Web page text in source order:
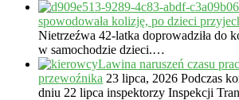
spowodowała kolizję, po dzieci
Nietrzeźwa 42-latka doprowadziła do
w samochodzie dzieci.…
Lawina naruszeń czasu
przewoźnika 23 lipca, 2026 Podczas
dniu 22 lipca inspektorzy Inspekcji